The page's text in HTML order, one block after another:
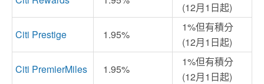
(12月1日起)
Citi Prestige
1.95%
1%但有積分
(12月1日起)
Citi PremierMiles
1.95%
1%但有積分
(12月1日起)